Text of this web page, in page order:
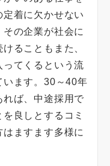
着に欠かせない
の企業が社会に
ることもまた、
ってくるという流
います。30～40年
ば、中途採用で
良しとするコミ
ますます多様に